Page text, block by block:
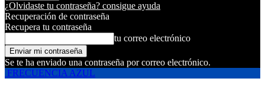
¿Olvidaste tu contraseña? consigue ayuda
Recuperación de contraseña
Recupera tu contraseña
tu correo electrónico
Se te ha enviado una contraseña por correo electrónico.
FRECUENCIA AZUL